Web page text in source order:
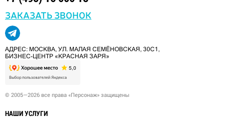
ЗАКАЗАТЬ ЗВОНОК
АДРЕС: МОСКВА, УЛ. МАЛАЯ СЕМЁНОВСКАЯ, 30С1,
БИЗНЕС-ЦЕНТР «КРАСНАЯ ЗАРЯ»
© 2005—2026 все права «Персонаж» защищены
НАШИ УСЛУГИ